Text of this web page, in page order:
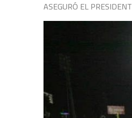
ASEGURÓ EL